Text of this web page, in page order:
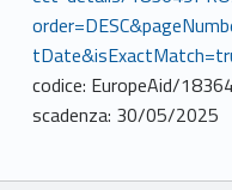
codice: EuropeAid/
scadenza: 30/05/2025